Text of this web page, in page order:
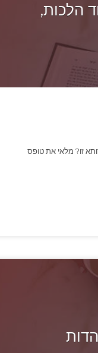
הלכות,
זו? מלאי את טופס